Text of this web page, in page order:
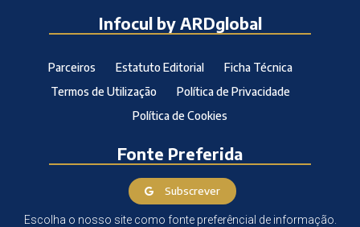
Infocul by ARDglobal
Parceiros Estatuto Editorial
Ficha Técnica
Termos de Utilização
Política de Privacidade
Política de Cookies
Fonte Preferida
Subscrever
Escolha o nosso site como fonte preferêncial de informação.